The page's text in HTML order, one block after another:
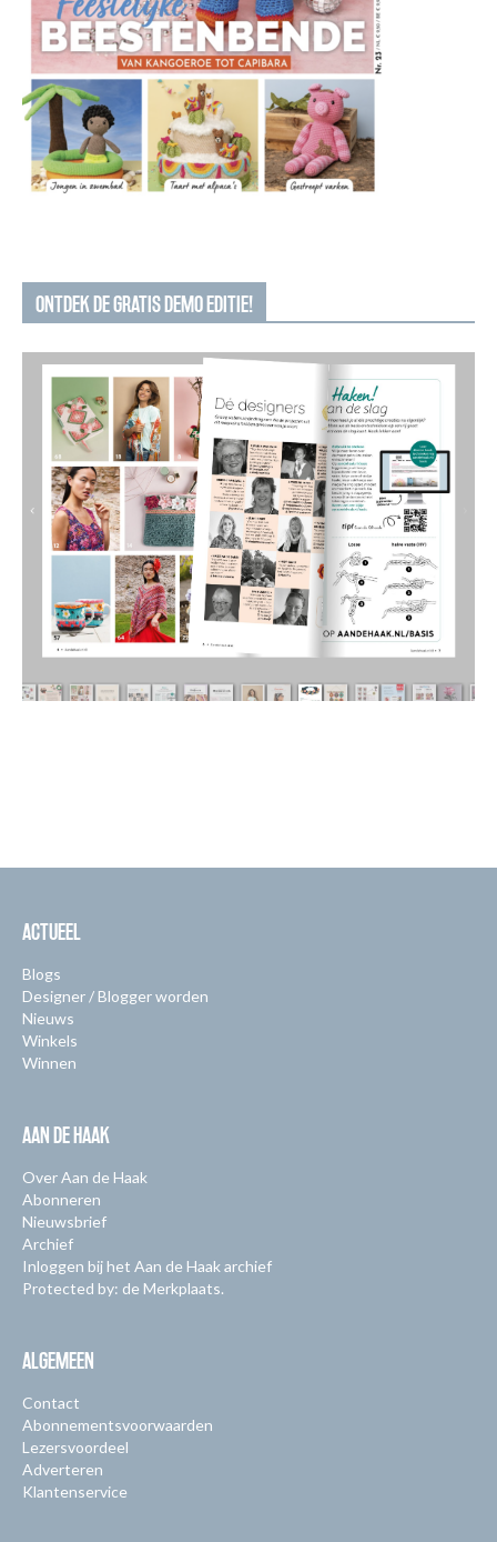
ONTDEK DE GRATIS DEMO EDITIE!
ACTUEEL
Blogs
Designer / Blogger worden
Nieuws
Winkels
Winnen
AAN DE HAAK
Over Aan de Haak
Abonneren
Nieuwsbrief
Archief
Inloggen bij het Aan de Haak archief
Protected by: de Merkplaats.
ALGEMEEN
Contact
Abonnementsvoorwaarden
Lezersvoordeel
Adverteren
Klantenservice